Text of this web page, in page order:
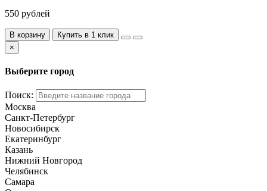
550 рублей
В корзину
Купить в 1 клик
×
Выберите город
Поиск:
Москва
Санкт-Петербург
Новосибирск
Екатеринбург
Казань
Нижний Новгород
Челябинск
Самара